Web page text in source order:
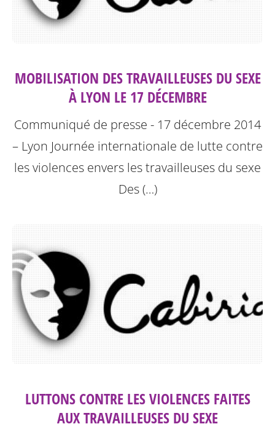
MOBILISATION DES TRAVAILLEUSES DU SEXE
À LYON LE 17 DÉCEMBRE
Communiqué de presse - 17 décembre 2014
– Lyon Journée internationale de lutte contre
les violences envers les travailleuses du sexe
Des (…)
LUTTONS CONTRE LES VIOLENCES FAITES
AUX TRAVAILLEUSES DU SEXE